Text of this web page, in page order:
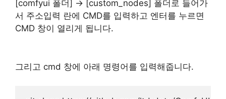
[comfyui 폴더] -> [custom_nodes] 폴더로 들어가
서 주소입력 란에 CMD를 입력하고 엔터를 누르면
CMD 창이 열리게 됩니다.
그리고 cmd 창에 아래 명령어를 입력해줍니다.